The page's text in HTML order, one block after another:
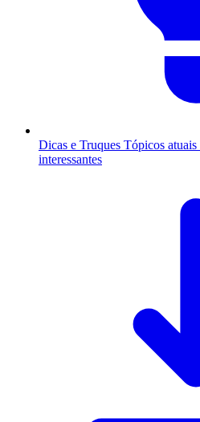
Dicas e Truques Tópicos atuais
interessantes